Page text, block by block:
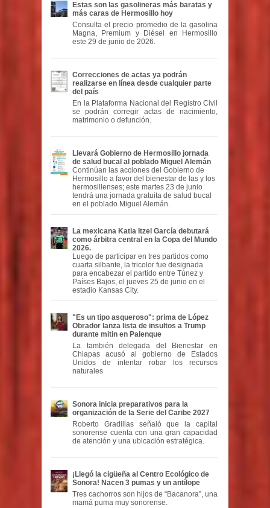
Estas son las gasolineras más baratas y
más caras de Hermosillo hoy
Consulta el precio promedio de la gasolina
Magna, Premium y Diésel en Hermosillo
este 29 de junio de 2026.
Correcciones de actas ya podrán
realizarse en línea desde cualquier parte
del país
En la Plataforma Nacional del Registro Civil
se podrán corregir actas de nacimiento,
matrimonio o defunción.
Llevará Gobierno de Hermosillo jornada
de salud bucal al poblado Miguel Alemán
Continúan las acciones del Gobierno de
Hermosillo a favor del bienestar de las y los
hermosillenses; este martes 23 de junio
tendrá una jornada gratuita de salud bucal
en el poblado Miguel Alemán.
La mexicana Katia Itzel García debutará
como árbitra central en la Copa del Mundo
2026.
Luego de participar en tres partidos como
cuarta silbante, la tricolor fue designada
para encabezar el partido entre Túnez y
Países Bajos, el jueves 25 de junio en el
estadio Kansas City.
"Es un tipo asqueroso": prima de López
Obrador lanza lista de insultos a Trump
durante mitin en Palenque
La también delegada del Bienestar en
Chiapas acusó al gobierno de Estados
Unidos de intentar robar los recursos
naturales
Sonora inicia preparativos para la
organización de la Serie del Caribe 2027
Roberto Gradillas señaló que la capital
sonorense cuenta con una gran capacidad
de atención y una ubicación estratégica.
¡Llegó la cigüeña al Centro Ecológico de
Sonora! Nacen 3 pumas y un antílope
Tres cachorros son hijos de “Bacanora”, una
mamá puma muy sonorense.